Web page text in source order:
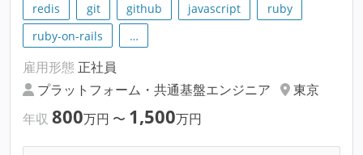
redis git github javascript
ruby
ruby-on-rails
…
雇用形態 正社員
プラットフォーム・共通基盤エンジニア
東京
年収 800万円 〜 1,500万円